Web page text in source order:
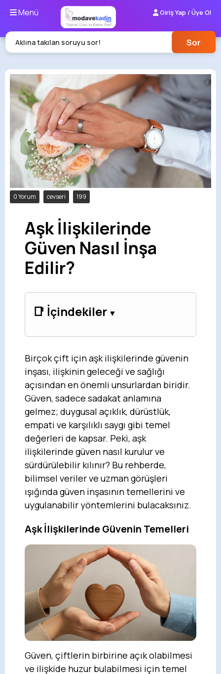
Menü Giriş Yap / Üye Ol
Aklına takılan soruyu sor! Sor
0 Yorum cevseri 199
Aşk İlişkilerinde
Güven Nasıl İnşa
Edilir?
📑 İçindekiler
Birçok çift için aşk ilişkilerinde güvenin
inşası, ilişkinin geleceği ve sağlığı
açısından en önemli unsurlardan biridir.
Güven, sadece sadakat anlamına
gelmez; duygusal açıklık, dürüstlük,
empati ve karşılıklı saygı gibi temel
değerleri de kapsar. Peki, aşk
ilişkilerinde güven nasıl kurulur ve
sürdürülebilir kılınır? Bu rehberde,
bilimsel veriler ve uzman görüşleri
ışığında güven inşasının temellerini ve
uygulanabilir yöntemlerini bulacaksınız.
Aşk İlişkilerinde Güvenin Temelleri
Güven, çiftlerin birbirine açık olabilmesi
ve ilişkide huzur bulabilmesi için temel